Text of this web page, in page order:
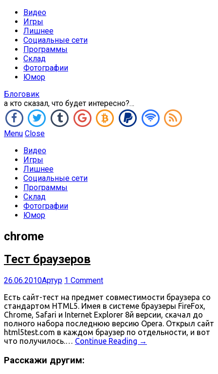
Видео
Игры
Лишнее
Социальные сети
Программы
Склад
Фотографии
Юмор
Блоговик
а кто сказал, что будет интересно?…
Menu Close
Видео
Игры
Лишнее
Социальные сети
Программы
Склад
Фотографии
Юмор
chrome
Тест браузеров
26.06.2010Артур 1 Comment
Есть сайт-тест на предмет совместимости браузера со
стандартом HTML5. Имея в системе браузеры FireFox,
Chrome, Safari и Internet Explorer 8й версии, скачал до
полного набора последнюю версию Opera. Открыл сайт
html5test.com в каждом браузер по отдельности, и вот
что получилось.… Continue Reading →
Расскажи другим: